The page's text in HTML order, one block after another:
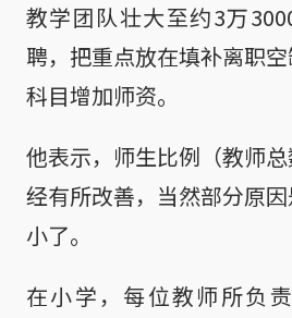
教学团队壮大至约3万
聘，把重点放在填补离职
科目增加师资。
他表示，师生比例（教师
经有所改善，当然部分原
小了。
在小学，每位教师所负